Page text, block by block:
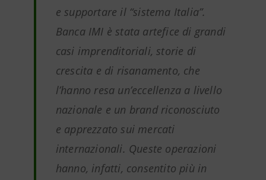
e supportare il “sistema Italia”.
Banca IMI è stata artefice di grandi
casi imprenditoriali, storie di
crescita e di risanamento, che
l’hanno resa un’eccellenza a livello
nazionale e un brand riconosciuto
e apprezzato sui mercati
internazionali. Queste operazioni
hanno, infatti, consentito più in